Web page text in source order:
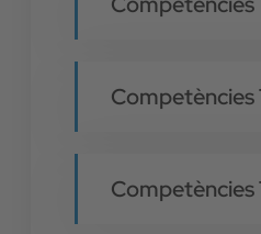
Competències
Competències